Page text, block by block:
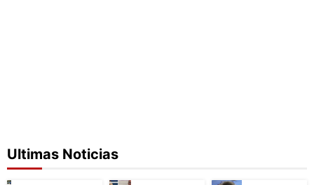
Ultimas Noticias